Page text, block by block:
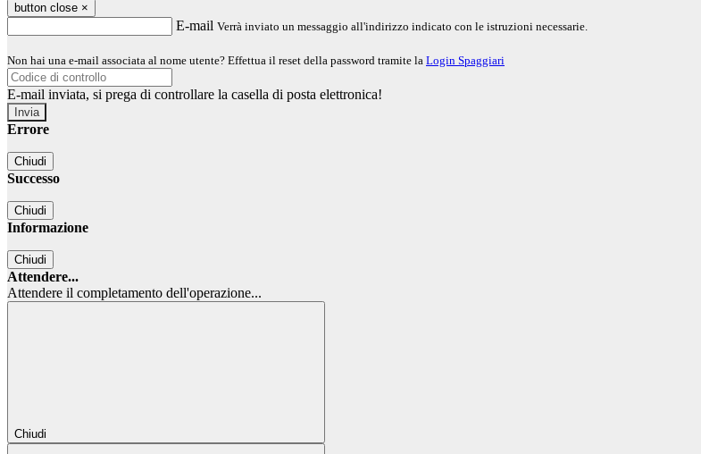
button close ×
E-mail Verrà inviato un messaggio all'indirizzo indicato con le istruzioni necessarie.
Non hai una e-mail associata al nome utente? Effettua il reset della password tramite la Login Spaggiari
E-mail inviata, si prega di controllare la casella di posta elettronica!
Errore
Chiudi
Successo
Chiudi
Informazione
Chiudi
Attendere...
Attendere il completamento dell'operazione...
Chiudi